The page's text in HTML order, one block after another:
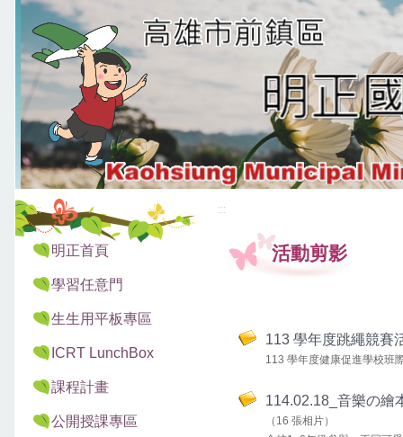
:::
明正首頁
學習任意門
生生用平板專區
ICRT LunchBox
課程計畫
公開授課專區
:::
活動剪影
113 學年度跳繩競賽
113 學年度健康促進學校班
114.02.18_音樂の繪
（16 張相片）